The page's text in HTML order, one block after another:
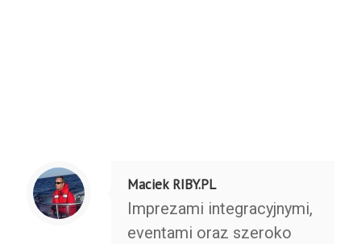
Maciek RIBY.PL
Imprezami integracyjnymi,
eventami oraz szeroko